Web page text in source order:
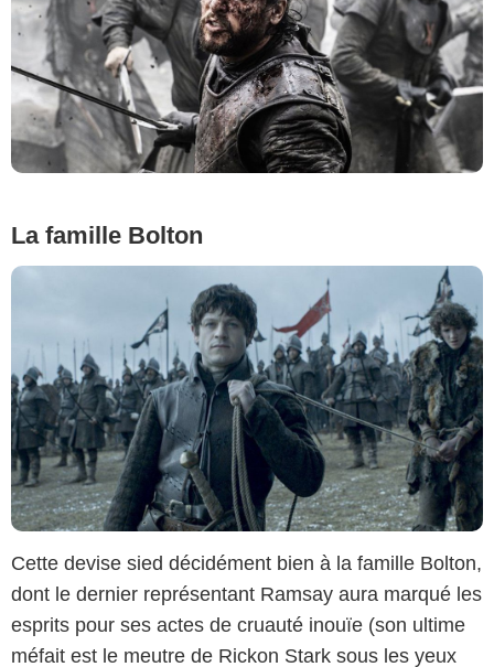
La famille Bolton
Cette devise sied décidément bien à la famille Bolton,
dont le dernier représentant Ramsay aura marqué les
esprits pour ses actes de cruauté inouïe (son ultime
méfait est le meutre de Rickon Stark sous les yeux